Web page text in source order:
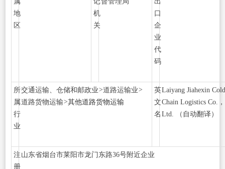
地
区
机
关
口
企
业
代
码
所
属
行
业
交通运输、仓储和邮政业>道路运输业>
道路货物运输>其他道路货物运输
英
文
名
Laiyang Jiahexin
Chain Logistics Co.，
Ltd.
（自动翻译）
注
册
山东省烟台市莱阳市龙门东路36号附近企业